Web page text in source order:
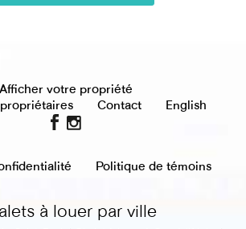
Afficher votre propriété
Contact English
Politique de témoins
à louer par ville